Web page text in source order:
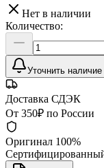
Нет в наличии
Количество:
Уточнить наличие
Доставка СДЭК
От 350₽ по России
Оригинал 100%